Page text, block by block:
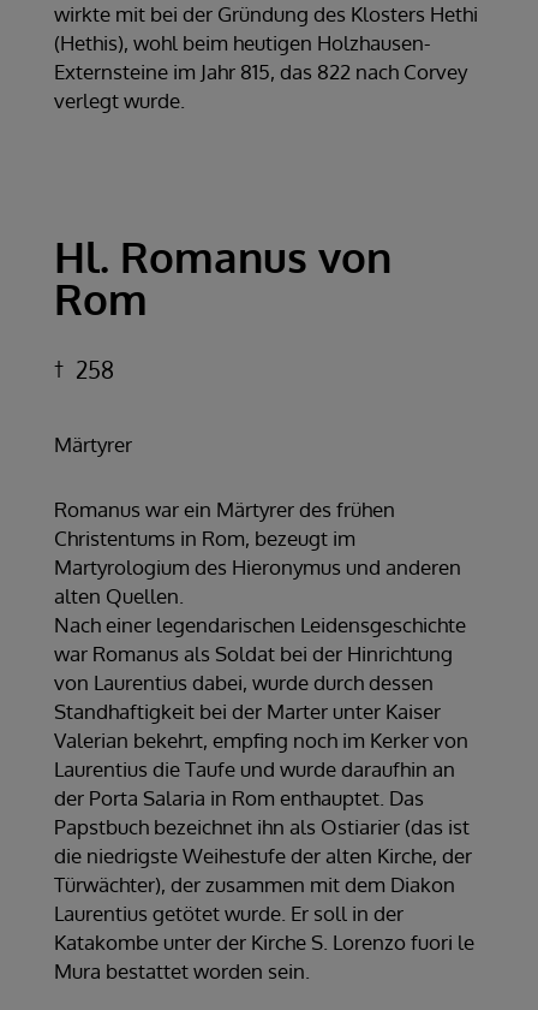
wirkte mit bei der Gründung des Klosters Hethi
(Hethis), wohl beim heutigen Holzhausen-
Externsteine im Jahr 815, das 822 nach Corvey
verlegt wurde.
Hl. Romanus von
Rom
258
Märtyrer
Romanus war ein Märtyrer des frühen
Christentums in Rom, bezeugt im
Martyrologium des Hieronymus und anderen
alten Quellen.
Nach einer legendarischen Leidensgeschichte
war Romanus als Soldat bei der Hinrichtung
von Laurentius dabei, wurde durch dessen
Standhaftigkeit bei der Marter unter Kaiser
Valerian bekehrt, empfing noch im Kerker von
Laurentius die Taufe und wurde daraufhin an
der Porta Salaria in Rom enthauptet. Das
Papstbuch bezeichnet ihn als Ostiarier (das ist
die niedrigste Weihestufe der alten Kirche, der
Türwächter), der zusammen mit dem Diakon
Laurentius getötet wurde. Er soll in der
Katakombe unter der Kirche S. Lorenzo fuori le
Mura bestattet worden sein.